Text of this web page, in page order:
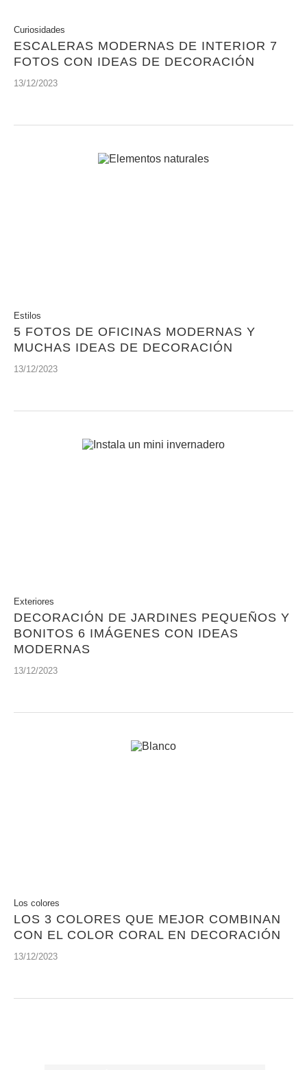
Curiosidades
ESCALERAS MODERNAS DE INTERIOR 7
FOTOS CON IDEAS DE DECORACIÓN
13/12/2023
Estilos
5 FOTOS DE OFICINAS MODERNAS Y
MUCHAS IDEAS DE DECORACIÓN
13/12/2023
Exteriores
DECORACIÓN DE JARDINES PEQUEÑOS Y
BONITOS 6 IMÁGENES CON IDEAS
MODERNAS
13/12/2023
Los colores
LOS 3 COLORES QUE MEJOR COMBINAN
CON EL COLOR CORAL EN DECORACIÓN
13/12/2023